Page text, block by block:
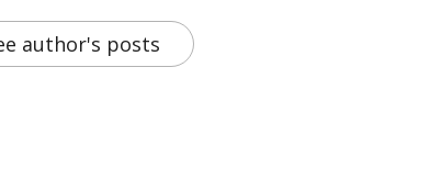
author's posts